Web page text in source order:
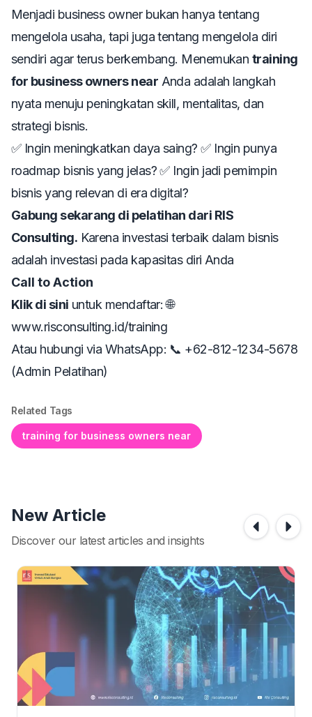
Menjadi business owner bukan hanya tentang
mengelola usaha, tapi juga tentang mengelola diri
sendiri agar terus berkembang. Menemukan training
for business owners near Anda adalah langkah
nyata menuju peningkatan skill, mentalitas, dan
strategi bisnis.
✅ Ingin meningkatkan daya saing? ✅ Ingin punya
roadmap bisnis yang jelas? ✅ Ingin jadi pemimpin
bisnis yang relevan di era digital?
Gabung sekarang di pelatihan dari RIS
Consulting. Karena investasi terbaik dalam bisnis
adalah investasi pada kapasitas diri Anda
Call to Action
Klik di sini untuk mendaftar: 🌐
www.risconsulting.id/training
Atau hubungi via WhatsApp: 📞 +62-812-1234-5678
(Admin Pelatihan)
Related Tags
training for business owners near
New Article
Discover our latest articles and insights